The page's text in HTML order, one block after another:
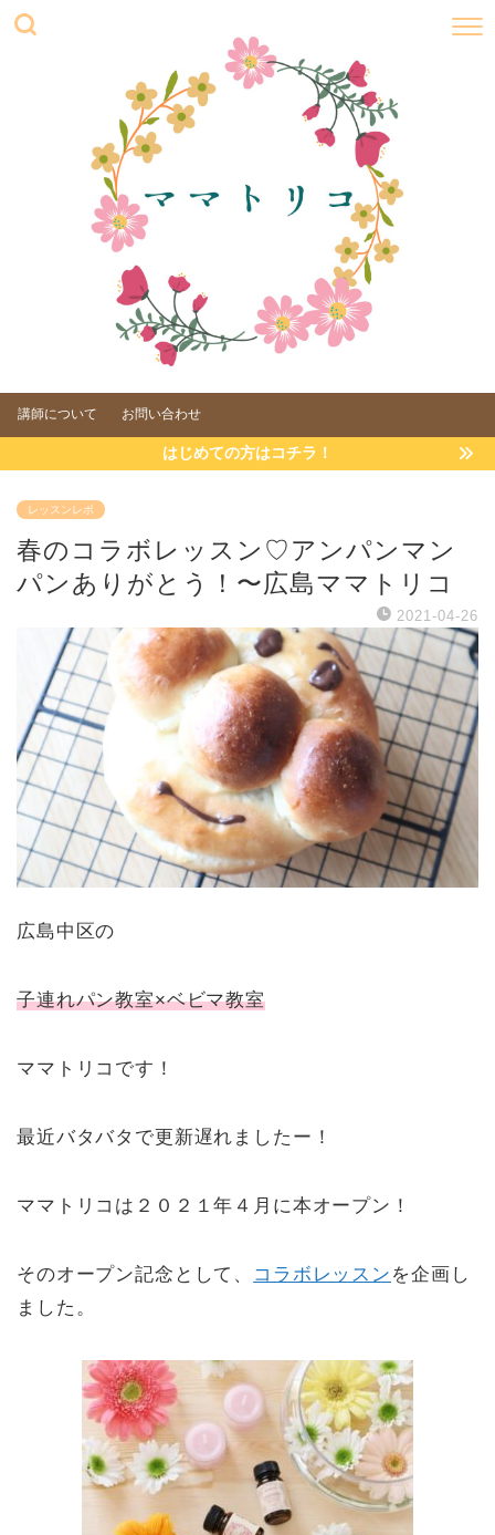
講師について お問い合わせ
はじめての方はコチラ！
レッスンレポ
春のコラボレッスン♡アンパンマン
パンありがとう！〜広島ママトリコ
2021-04-26
広島中区の
子連れパン教室×ベビマ教室
ママトリコです！
最近バタバタで更新遅れましたー！
ママトリコは２０２１年４月に本オープン！
そのオープン記念として、 コラボレッスン を企画し
ました。